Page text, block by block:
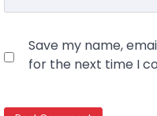
Save my name,
for the next time I